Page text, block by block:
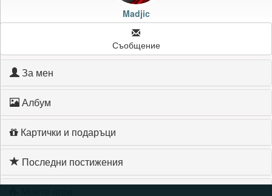
Madjic
Съобщение
За мен
Албум
Картички и подаръци
Последни постижения